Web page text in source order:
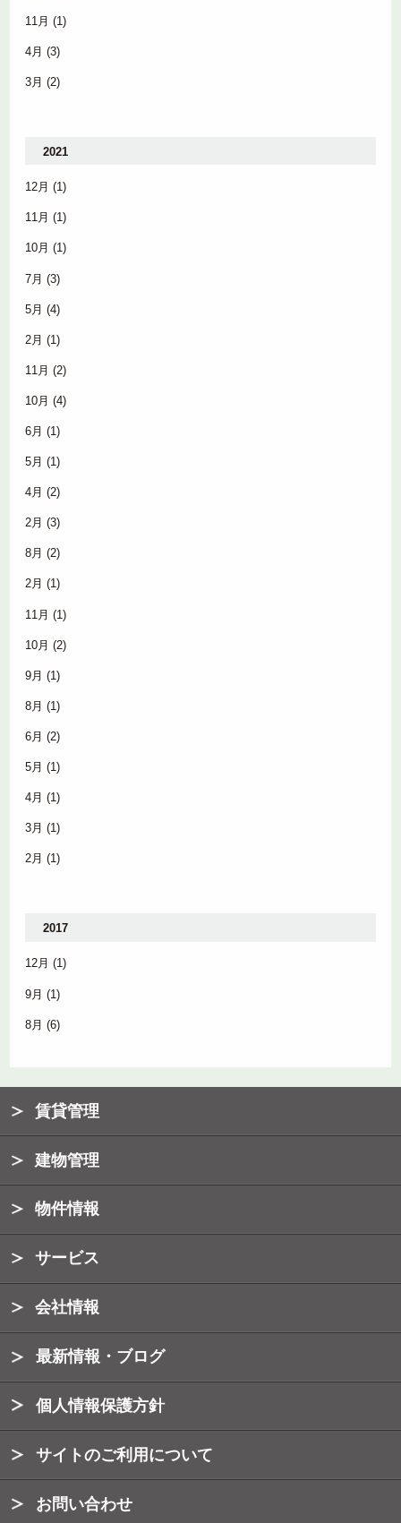
11月 (1)
4月 (3)
3月 (2)
2021
12月 (1)
11月 (1)
10月 (1)
7月 (3)
5月 (4)
2月 (1)
11月 (2)
10月 (4)
6月 (1)
5月 (1)
4月 (2)
2月 (3)
8月 (2)
2月 (1)
11月 (1)
10月 (2)
9月 (1)
8月 (1)
6月 (2)
5月 (1)
4月 (1)
3月 (1)
2月 (1)
2017
12月 (1)
9月 (1)
8月 (6)
賃貸管理
建物管理
物件情報
サービス
会社情報
最新情報・ブログ
個人情報保護方針
サイトのご利用について
お問い合わせ